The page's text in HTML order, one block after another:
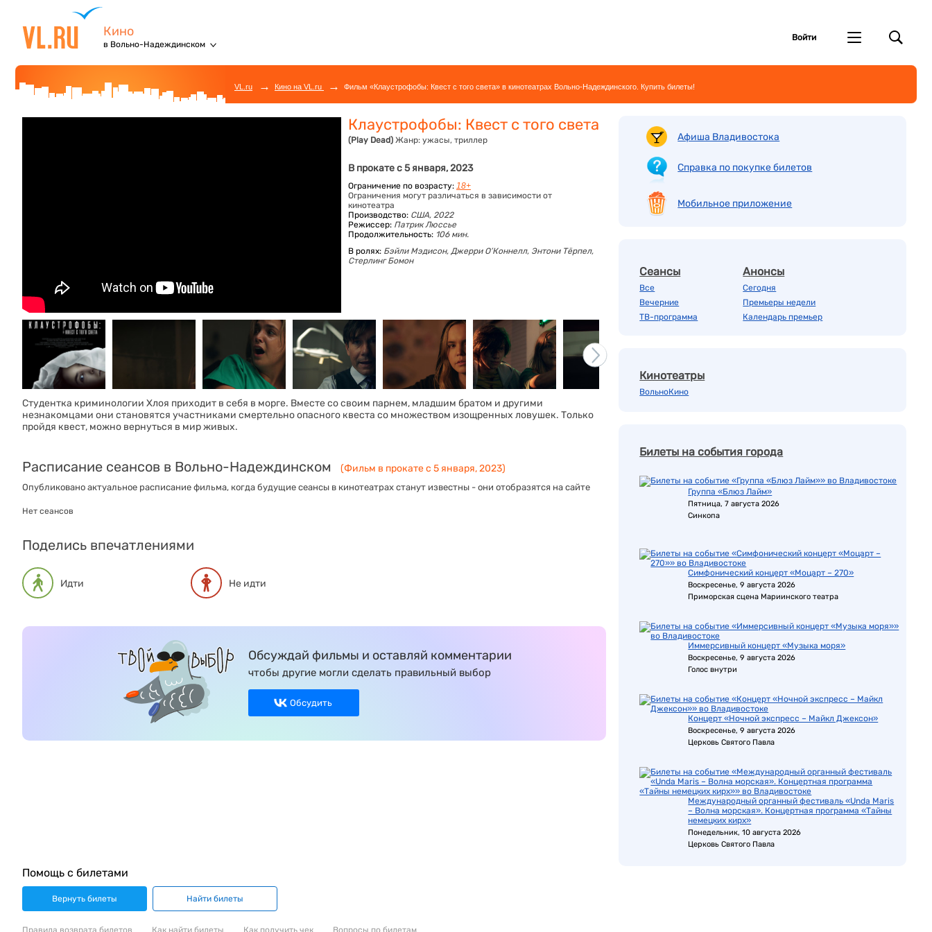
Кино
в Вольно-Надеждинском
Войти
VL.ru → Кино на VL.ru → Фильм «Клаустрофобы: Квест с того света» в кинотеатрах Вольно-Надеждинского. Купить билеты!
Клаустрофобы: Квест с того света
(Play Dead) Жанр: ужасы, триллер
В прокате с 5 января, 2023
Ограничение по возрасту: 18+
Ограничения могут различаться в зависимости от
кинотеатра
Производство: США, 2022
Режиссер: Патрик Люссье
Продолжительность: 106 мин.
В ролях: Бэйли Мэдисон, Джерри О’Коннелл, Энтони Тёрпел,
Стерлинг Бомон
Студентка криминологии Хлоя приходит в себя в морге. Вместе со своим парнем, младшим братом и другими
незнакомцами они становятся участниками смертельно опасного квеста со множеством изощренных ловушек. Только
пройдя квест, можно вернуться в мир живых.
Расписание сеансов в Вольно-Надеждинском (Фильм в прокате с 5 января, 2023)
Опубликовано актуальное расписание фильма, когда будущие сеансы в кинотеатрах станут известны - они отобразятся на сайте
Нет сеансов
Поделись впечатлениями
Идти Не идти
Обсуждай фильмы и оставляй комментарии
чтобы другие могли сделать правильный выбор
Обсудить
Афиша Владивостока
Справка по покупке билетов
Мобильное приложение
Сеансы
Все
Вечерние
ТВ-программа
Анонсы
Сегодня
Премьеры недели
Календарь премьер
Кинотеатры
ВольноКино
Билеты на события города
Группа «Блюз Лайм»
Пятница, 7 августа 2026
Синкопа
Симфонический концерт «Моцарт – 270»
Воскресенье, 9 августа 2026
Приморская сцена Мариинского театра
Иммерсивный концерт «Музыка моря»
Воскресенье, 9 августа 2026
Голос внутри
Концерт «Ночной экспресс – Майкл Джексон»
Воскресенье, 9 августа 2026
Церковь Святого Павла
Международный органный фестиваль «Unda Maris
– Волна морская». Концертная программа «Тайны
немецких кирх»
Понедельник, 10 августа 2026
Церковь Святого Павла
Помощь с билетами
Вернуть билеты Найти билеты
Правила возврата билетов Как найти билеты Как получить чек Вопросы по билетам